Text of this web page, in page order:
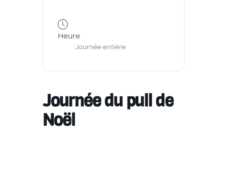
Heure
Journée entière
Journée du pull de
Noël